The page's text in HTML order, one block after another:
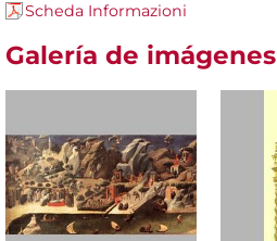
Scheda Informazioni
Galería de imágenes